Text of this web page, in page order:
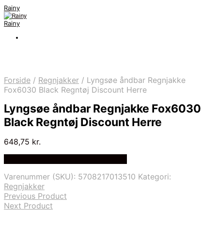
Rainy
Rainy
Forside / Regnjakker / Lyngsøe åndbar Regnjakke
Fox6030 Black Regntøj Discount Herre
Lyngsøe åndbar Regnjakke Fox6030
Black Regntøj Discount Herre
648,75 kr.
Varenummer (SKU): 5708217013510 Kategori:
Regnjakker
Previous Product
Next Product